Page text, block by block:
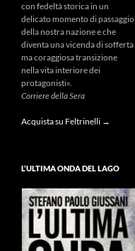
con fedeltà storica in un
delicato momento di passaggio
della nostra nazione e che
diventa una vicenda di sofferta
ma coraggiosa transizione
nella vita interiore dei
protagonisti».
Corriere della Sera
Acquista su Feltrinelli →
L’ULTIMA ONDA DEL LAGO